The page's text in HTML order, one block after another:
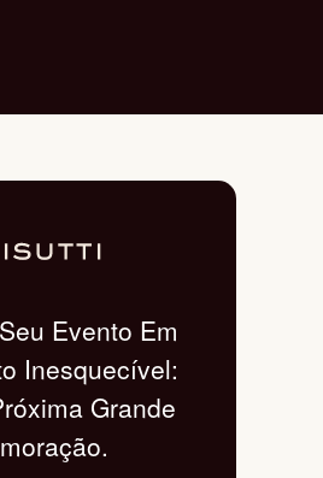
Evento Em
Inesquecível:
Grande